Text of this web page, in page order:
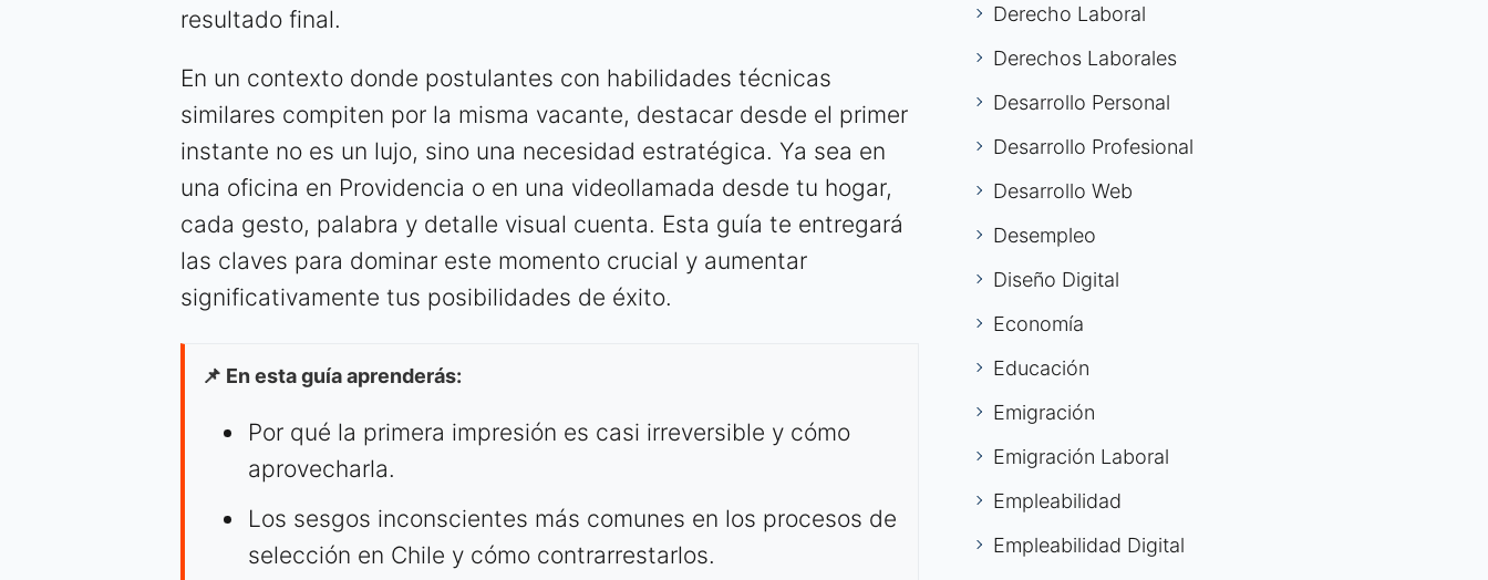
resultado final.
En un contexto donde postulantes con habilidades técnicas
similares compiten por la misma vacante, destacar desde el primer
instante no es un lujo, sino una necesidad estratégica. Ya sea en
una oficina en Providencia o en una videollamada desde tu hogar,
cada gesto, palabra y detalle visual cuenta. Esta guía te entregará
las claves para dominar este momento crucial y aumentar
significativamente tus posibilidades de éxito.
📌 En esta guía aprenderás:
Por qué la primera impresión es casi irreversible y cómo
aprovecharla.
Los sesgos inconscientes más comunes en los procesos de
selección en Chile y cómo contrarrestarlos.
Derecho Laboral
Derechos Laborales
Desarrollo Personal
Desarrollo Profesional
Desarrollo Web
Desempleo
Diseño Digital
Economía
Educación
Emigración
Emigración Laboral
Empleabilidad
Empleabilidad Digital